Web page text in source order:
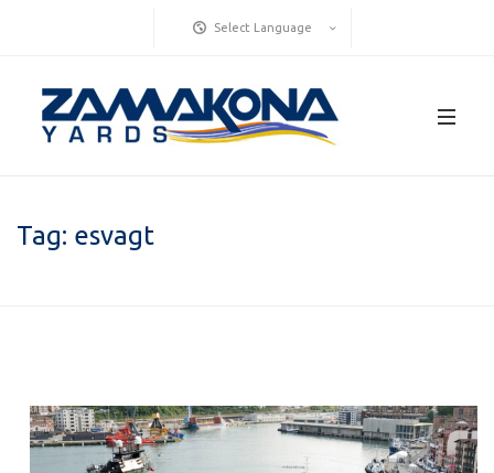
Select Language
Tag: esvagt